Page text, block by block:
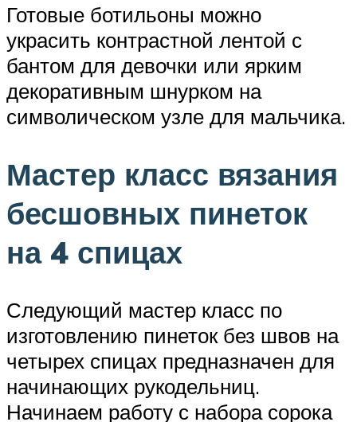
Готовые ботильоны можно
украсить контрастной лентой с
бантом для девочки или ярким
декоративным шнурком на
символическом узле для мальчика.
Мастер класс вязания
бесшовных пинеток
на 4 спицах
Следующий мастер класс по
изготовлению пинеток без швов на
четырех спицах предназначен для
начинающих рукодельниц.
Начинаем работу с набора сорока